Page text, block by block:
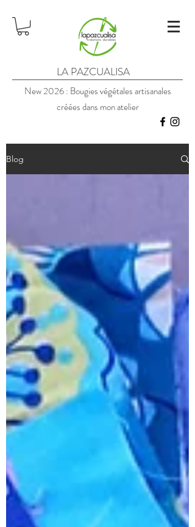
LA PAZCUALISA
New 2026 : Bougies végétales artisanales
créées dans mon atelier
Blog